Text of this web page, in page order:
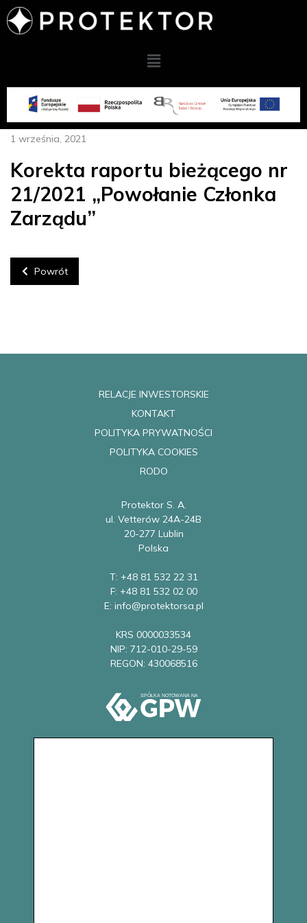
Powrót
1 września, 2021
Korekta raportu bieżącego nr
21/2021 „Powołanie Członka
Zarządu”
RELACJE INWESTORSKIE
KONTAKT
POLITYKA PRYWATNOŚCI
POLITYKA COOKIES
RODO
Protektor S. A.
ul. Vetterów 24A-24B
20-277 Lublin
Polska
T: +48 81 532 22 31
F: +48 81 532 02 00
E: info@protektorsa.pl
KRS 0000033534
NIP: 712-010-29-59
REGON: 430068516